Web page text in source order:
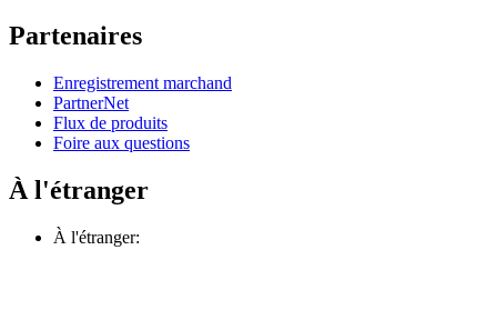
Partenaires
Enregistrement marchand
PartnerNet
Flux de produits
Foire aux questions
À l'étranger
À l'étranger: